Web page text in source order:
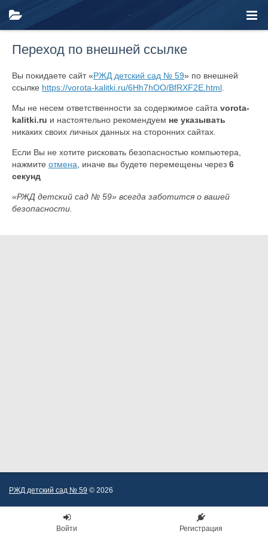
Переход по внешней ссылке
Вы покидаете сайт «РЖД детский сад № 59» по внешней
ссылке https://vorota-kalitki.ru/6Hh7hOO/BfRXF2E.html
Мы не несем ответственности за содержимое сайта vorota-
kalitki.ru и настоятельно рекомендуем не указывать
никаких своих личных данных на сторонних сайтах.
Если Вы не хотите рисковать безопасностью компьютера,
нажмите отмена , иначе вы будете перемещены через 6
секунд
«РЖД детский сад № 59» всегда заботится о вашей
безопасности.
РЖД детский сад № 59 © 2026
Войти Регистрация